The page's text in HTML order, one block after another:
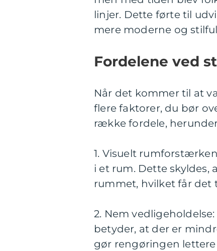
linjer. Dette førte til
mere moderne og
Fordelene ved
Når det kommer til at
flere faktorer, du bør
række fordele,
1. Visuelt
i et rum. Dette
rummet, hvilket får det
2. Nem
betyder, at der er
gør rengøringen